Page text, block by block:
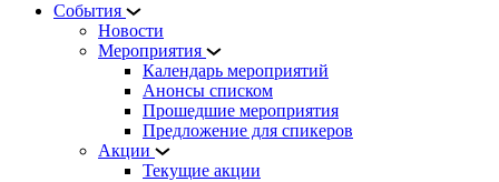
События
Новости
Мероприятия
Календарь мероприятий
Анонсы списком
Прошедшие мероприятия
Предложение для спикеров
Акции
Текущие акции